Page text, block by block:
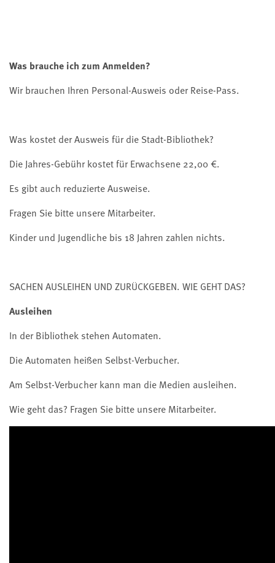
Was brauche ich zum Anmelden?
Wir brauchen Ihren Personal-Ausweis oder Reise-Pass.
Was kostet der Ausweis für die Stadt-Bibliothek?
Die Jahres-Gebühr kostet für Erwachsene 22,00 €.
Es gibt auch reduzierte Ausweise.
Fragen Sie bitte unsere Mitarbeiter.
Kinder und Jugendliche bis 18 Jahren zahlen nichts.
SACHEN AUSLEIHEN UND ZURÜCKGEBEN. WIE GEHT DAS?
Ausleihen
In der Bibliothek stehen Automaten.
Die Automaten heißen Selbst-Verbucher.
Am Selbst-Verbucher kann man die Medien ausleihen.
Wie geht das? Fragen Sie bitte unsere Mitarbeiter.